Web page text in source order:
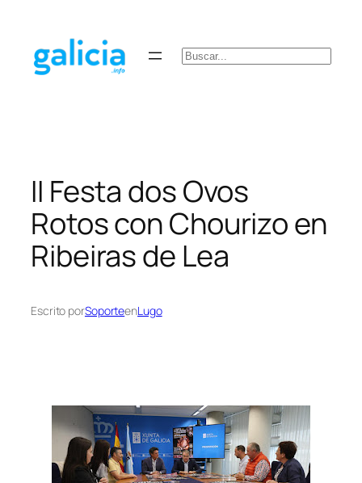
contenido
Buscar
II Festa dos Ovos
Rotos con Chourizo en
Ribeiras de Lea
Escrito porSoporteenLugo